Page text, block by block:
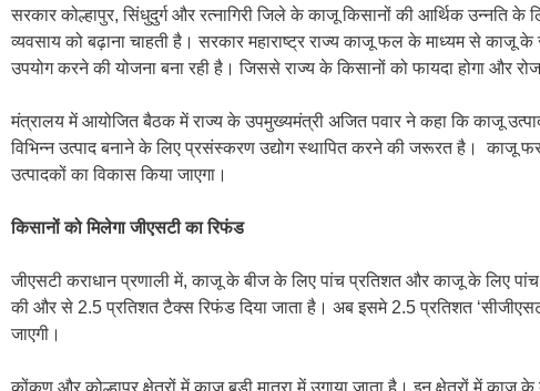
सरकार कोल्हापुर, सिंधुदुर्ग और रत्नागिरी जिले के काजू किसानों की आर्थिक
व्यवसाय को बढ़ाना चाहती है। सरकार महाराष्ट्र राज्य काजू फल के माध्यम से
उपयोग करने की योजना बना रही है। जिससे राज्य के किसानों को फायदा होगा और
मंत्रालय में आयोजित बैठक में राज्य के उपमुख्यमंत्री अजित पवार ने कहा कि काजू
विभिन्न उत्पाद बनाने के लिए प्रसंस्करण उद्योग स्थापित करने की जरूरत है। काजू
उत्पादकों का विकास किया जाएगा।
किसानों को मिलेगा जीएसटी का रिफंड
जीएसटी कराधान प्रणाली में, काजू के बीज के लिए पांच प्रतिशत और काजू के लिए
की और से 2.5 प्रतिशत टैक्स रिफंड दिया जाता है। अब इसमे 2.5 प्रतिशत
जाएगी।
कोंकण और कोल्हापुर क्षेत्रों में काजू बड़ी मात्रा में उगाया जाता है। इन क्षेत्रों में